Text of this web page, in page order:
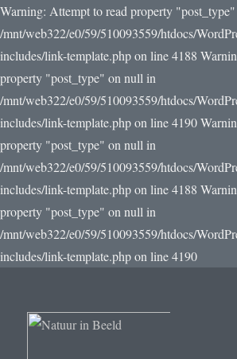
Warning: Attempt to read property
/mnt/web322/e0/59/510093559/htdocs/
includes/link-template.php on line 4188
property "post_type" on null in
/mnt/web322/e0/59/510093559/htdocs/
includes/link-template.php on line 4190
property "post_type" on null in
/mnt/web322/e0/59/510093559/htdocs/
includes/link-template.php on line 4188
property "post_type" on null in
/mnt/web322/e0/59/510093559/htdocs/
includes/link-template.php on line 4190